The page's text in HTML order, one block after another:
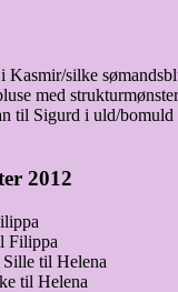
silke
med
til Sigurd i uld/
2012
Filippa
til Helena
til Helena